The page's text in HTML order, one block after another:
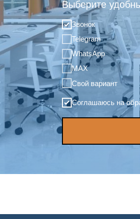
Выберите
Звонок
Telegram
WhatsApp
MAX
Свой вариант
Соглашаюсь на